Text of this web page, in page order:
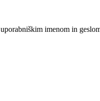
imenom in